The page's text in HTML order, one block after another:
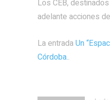
Los CEB,
adelante acciones
La entradaUn
Córdoba..